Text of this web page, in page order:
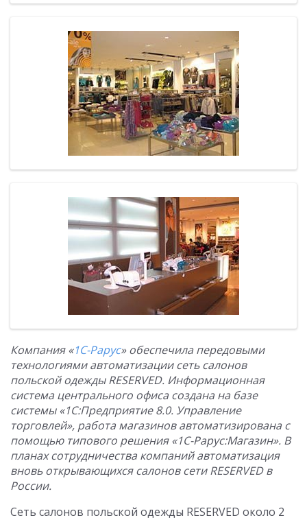
Компания «1С-Рарус» обеспечила передовыми
технологиями автоматизации сеть салонов
польской одежды RESERVED. Информационная
система центрального офиса создана на базе
системы «1С:Предприятие 8.0. Управление
торговлей», работа магазинов автоматизирована с
помощью типового решения «1С-Рарус:Магазин». В
планах сотрудничества компаний автоматизация
вновь открывающихся салонов сети RESERVED в
России.
Сеть салонов польской одежды RESERVED около 2